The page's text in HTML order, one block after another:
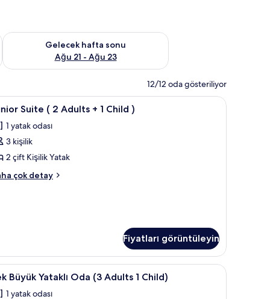
14 - Ağu 16
Gelecek hafta sonu
Ağu 21 - Ağu 23
Önümüzdeki hafta sonu için müsaitliği kontrol et Ağu 21 -
12/12 oda gösteriliyor
Minibar, odada kasa, masa, güneşlik/perde
5 Suite ( 2 Adults + 1 Child )
1 yatak odası
3 kişilik
2 çift Kişilik Yatak
çok detay
Fiyatları görüntüleyin
Minibar, odada kasa, masa, güneşlik/perde
1 Büyük Yataklı Oda (3 Adults 1 Child)
1 yatak odası